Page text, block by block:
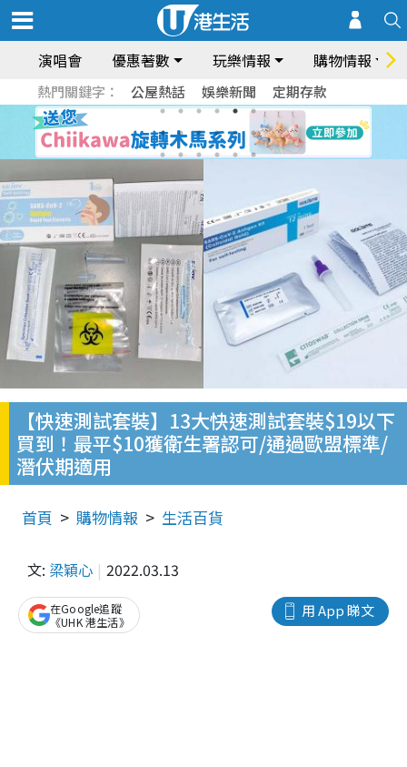
演唱會 優惠著數 玩樂情報 購物情報
熱門關鍵字： 公屋熱話 娛樂新聞 定期存款
【快速測試套裝】13大快速測試套裝$19以下
買到！最平$10獲衛生署認可/通過歐盟標準/
潛伏期適用
首頁 購物情報 生活百貨
文: 梁穎心 2022.03.13
用 App 睇文
在Google追蹤
《UHK 港生活》